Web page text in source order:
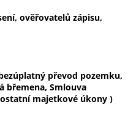
ověřovatelů zápisu,
převod pozemku,
břemena, Smlouva
majetkové úkony )